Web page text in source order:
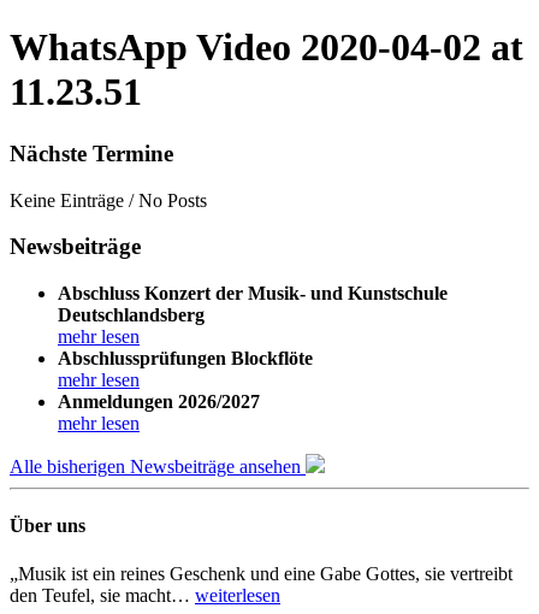
WhatsApp Video 2020-04-02 at
11.23.51
Nächste Termine
Keine Einträge / No Posts
Newsbeiträge
Abschluss Konzert der Musik- und Kunstschule
Deutschlandsberg
mehr lesen
Abschlussprüfungen Blockflöte
mehr lesen
Anmeldungen 2026/2027
mehr lesen
Alle bisherigen Newsbeiträge ansehen
Über uns
„Musik ist ein reines Geschenk und eine Gabe Gottes, sie vertreibt
den Teufel, sie macht… weiterlesen